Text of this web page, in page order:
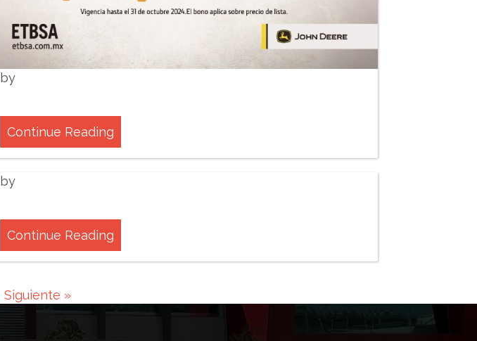
by
Continue Reading
by
Continue Reading
Siguiente »